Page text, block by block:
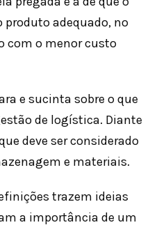
produto adequado, no
com o menor custo
e sucinta sobre o que
de logística. Diante
deve ser considerado
e materiais.
trazem ideias
a importância de um